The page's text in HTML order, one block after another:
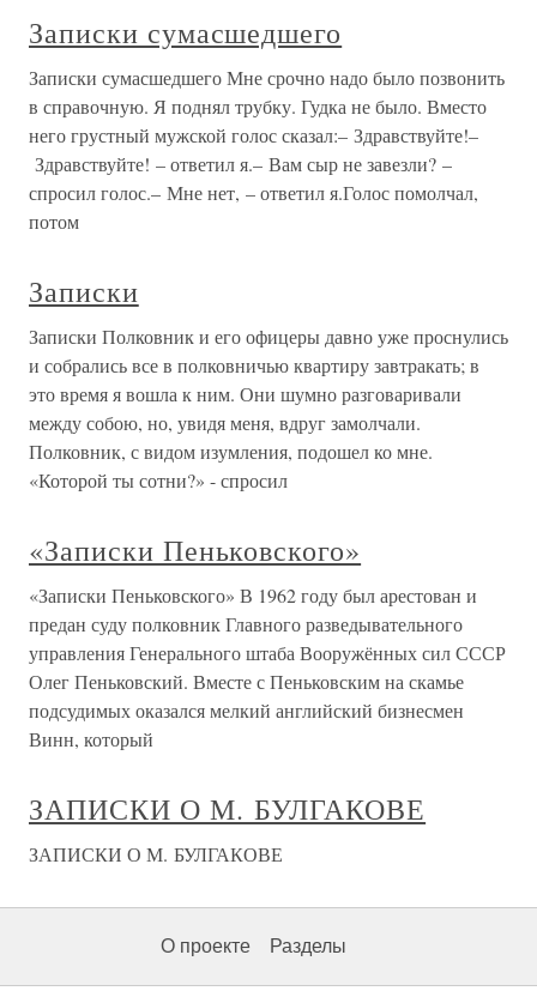
Записки сумасшедшего
Записки сумасшедшего Мне срочно надо было позвонить
в справочную. Я поднял трубку. Гудка не было. Вместо
него грустный мужской голос сказал:– Здравствуйте!–
Здравствуйте! – ответил я.– Вам сыр не завезли? –
спросил голос.– Мне нет, – ответил я.Голос помолчал,
потом
Записки
Записки Полковник и его офицеры давно уже проснулись
и собрались все в полковничью квартиру завтракать; в
это время я вошла к ним. Они шумно разговаривали
между собою, но, увидя меня, вдруг замолчали.
Полковник, с видом изумления, подошел ко мне.
«Которой ты сотни?» - спросил
«Записки Пеньковского»
«Записки Пеньковского» В 1962 году был арестован и
предан суду полковник Главного разведывательного
управления Генерального штаба Вооружённых сил СССР
Олег Пеньковский. Вместе с Пеньковским на скамье
подсудимых оказался мелкий английский бизнесмен
Винн, который
ЗАПИСКИ О М. БУЛГАКОВЕ
ЗАПИСКИ О М. БУЛГАКОВЕ
О проекте Разделы